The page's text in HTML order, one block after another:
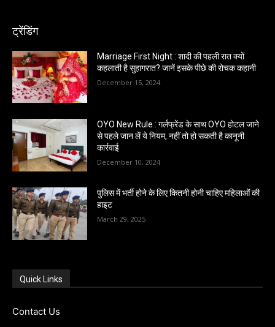
ट्रेंडिंग
Marriage First Night : शादी की पहली रात क्यों
कहलाती है सुहागरात? जानें इसके पीछे की रोचक कहानी
December 15, 2024
OYO New Rule : गर्लफ्रेंड के साथ OYO होटल जाने
से पहले जान लें ये नियम, नहीं तो हो सकती है कानूनी
कार्रवाई
December 10, 2024
पुलिस में भर्ती होने के लिए कितनी होनी चाहिए महिलाओं की
हाइट
March 29, 2025
Quick Links
Contact Us